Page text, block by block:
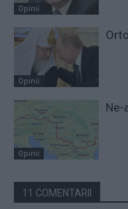
Opinii
Opinii
Opinii
Ne-
11 COMENTARII